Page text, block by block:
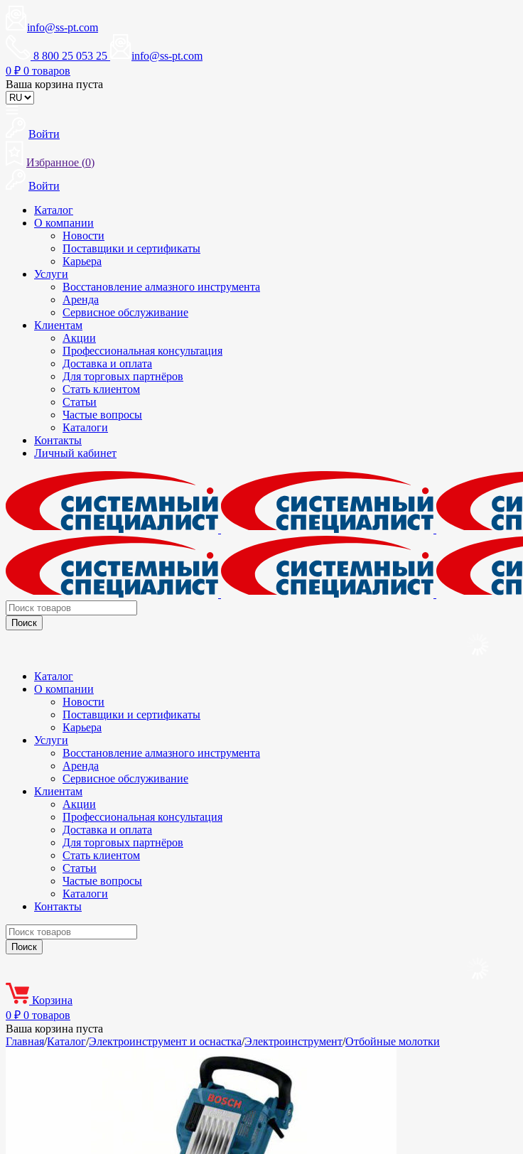
info@ss-pt.com
8 800 25 053 25
info@ss-pt.com
0 ₽ 0 товаров
Ваша корзина пуста
Войти
Избранное (0)
Войти
Каталог
О компании
Новости
Поставщики и сертификаты
Карьера
Услуги
Восстановление алмазного инструмента
Аренда
Сервисное обслуживание
Клиентам
Акции
Профессиональная консультация
Доставка и оплата
Для торговых партнёров
Стать клиентом
Статьи
Частые вопросы
Каталоги
Контакты
Личный кабинет
Каталог
О компании
Новости
Поставщики и сертификаты
Карьера
Услуги
Восстановление алмазного инструмента
Аренда
Сервисное обслуживание
Клиентам
Акции
Профессиональная консультация
Доставка и оплата
Для торговых партнёров
Стать клиентом
Статьи
Частые вопросы
Каталоги
Контакты
Корзина
0 ₽ 0 товаров
Ваша корзина пуста
Главная/Каталог/Электроинструмент и оснастка/Электроинструмент/Отбойные молотки